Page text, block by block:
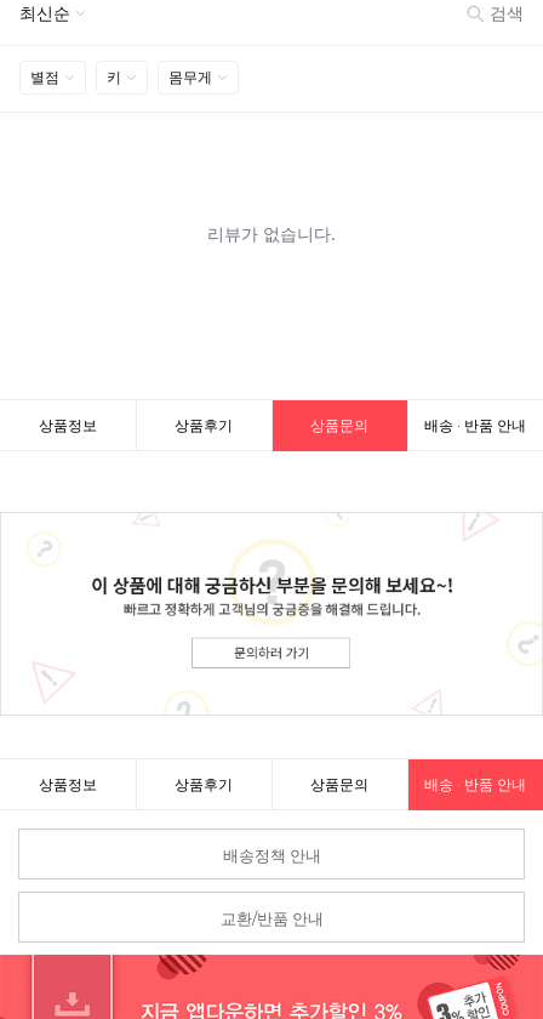
상품정보 상품후기 상품문의 배송 · 반품 안내
상품정보 상품후기 상품문의 배송 · 반품 안내
배송정책 안내
교환/반품 안내